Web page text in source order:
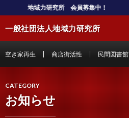
地域力研究所 会員募集中！
一般社団法人地域力研究所
空き家再生 商店街活性 民間図書館
CATEGORY
お知らせ